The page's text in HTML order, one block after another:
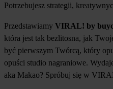
Potrzebujesz strategii,
Przedstawiamy VIRAL! by
która jest tak bezlitosna, jak
być pierwszym Twórcą, który
opuści studio nagraniowe.
aka Makao? Spróbuj się w